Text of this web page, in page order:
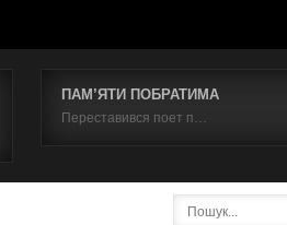
ПАМ’ЯТИ ПОБРАТИМА
Переставився поет п…